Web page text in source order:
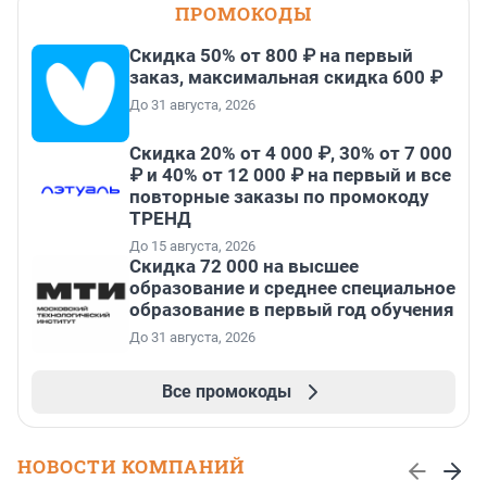
ПРОМОКОДЫ
Скидка 50% от 800 ₽ на первый
заказ, максимальная скидка 600 ₽
До 31 августа, 2026
Скидка 20% от 4 000 ₽, 30% от 7 000
₽ и 40% от 12 000 ₽ на первый и все
повторные заказы по промокоду
ТРЕНД
До 15 августа, 2026
Скидка 72 000 на высшее
образование и среднее специальное
образование в первый год обучения
До 31 августа, 2026
Все промокоды
НОВОСТИ КОМПАНИЙ